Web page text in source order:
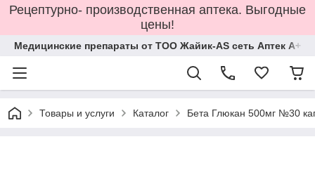
Рецептурно- производственная аптека. Выгодные
цены!
Медицинские препараты от ТОО Жайик-AS сеть Аптек А+
Товары и услуги Каталог Бета Глюкан 500мг №30